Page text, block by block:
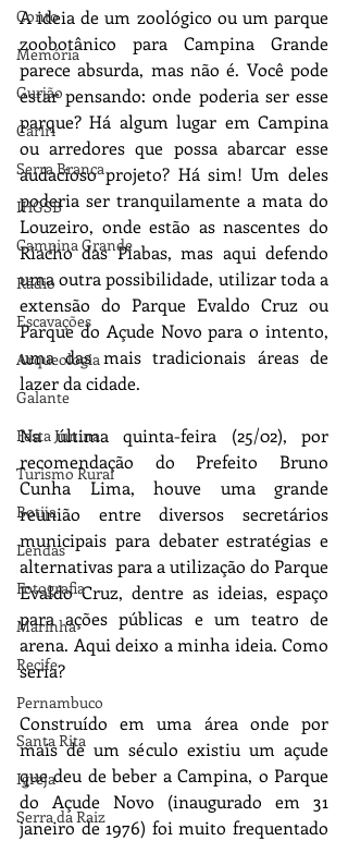
Conto
Memória
Gurjão
Cariri
Serra Branca
IHGSB
Campina Grande
Rádio
Escavações
Arqueologia
Galante
Festa Junina
Turismo Rural
Botija
Lendas
Fotografia
Marinha
Recife
Pernambuco
Santa Rita
Igreja
Serra da Raiz
A ideia de um zoológico ou um parque
zoobotânico para Campina Grande
parece absurda, mas não é. Você pode
estar pensando: onde poderia ser esse
parque? Há algum lugar em Campina
ou arredores que possa abarcar esse
audacioso projeto? Há sim! Um deles
poderia ser tranquilamente a mata do
Louzeiro, onde estão as nascentes do
Riacho das Piabas, mas aqui defendo
uma outra possibilidade, utilizar toda a
extensão do Parque Evaldo Cruz ou
Parque do Açude Novo para o intento,
uma das mais tradicionais áreas de
lazer da cidade.
Na última quinta-feira (25/02), por
recomendação do Prefeito Bruno
Cunha Lima, houve uma grande
reunião entre diversos secretários
municipais para debater estratégias e
alternativas para a utilização do Parque
Evaldo Cruz, dentre as ideias, espaço
para ações públicas e um teatro de
arena. Aqui deixo a minha ideia. Como
seria?
Construído em uma área onde por
mais de um século existiu um açude
que deu de beber a Campina, o Parque
do Açude Novo (inaugurado em 31
janeiro de 1976) foi muito frequentado